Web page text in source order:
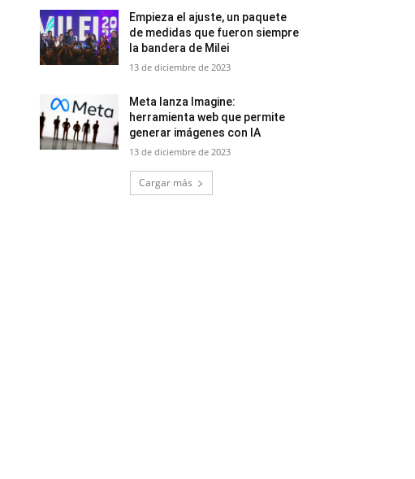
Empieza el ajuste, un paquete
de medidas que fueron siempre
la bandera de Milei
13 de diciembre de 2023
Meta lanza Imagine:
herramienta web que permite
generar imágenes con IA
13 de diciembre de 2023
Cargar más